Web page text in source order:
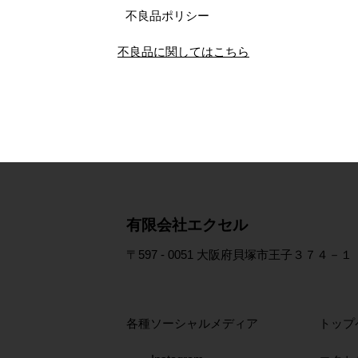
不良品ポリシー
不良品に関してはこちら
​有限会社エクセル
〒597 - 0051 大阪府貝塚市王子３７４－１
各種ソーシャルメディア トッ